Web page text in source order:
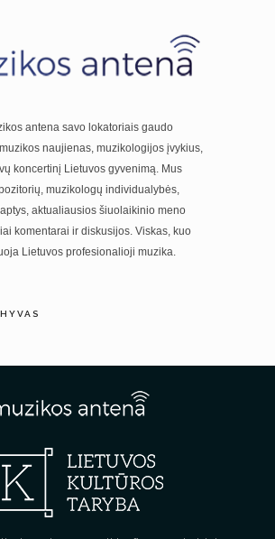
antena savo lokatoriais gaudo
naujienas, muzikologijos įvykius,
koncertinį Lietuvos gyvenimą. Mus
muzikologų individualybės,
aktualiausios šiuolaikinio meno
komentarai ir diskusijos. Viskas, kuo
Lietuvos profesionalioji muzika.